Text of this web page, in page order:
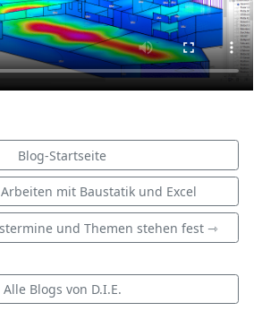
Blog-Startseite
mit Baustatik und Excel
und Themen stehen fest ⇾
Alle Blogs von D.I.E.